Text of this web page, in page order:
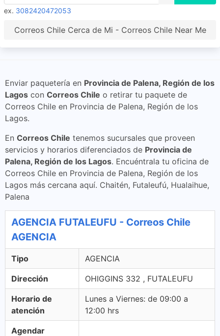
ex. 3082420472053
Correos Chile Cerca de Mi - Correos Chile Near Me
Enviar paquetería en Provincia de Palena, Región de los
Lagos con Correos Chile o retirar tu paquete de
Correos Chile en Provincia de Palena, Región de los
Lagos.
En Correos Chile tenemos sucursales que proveen
servicios y horarios diferenciados de Provincia de
Palena, Región de los Lagos. Encuéntrala tu oficina de
Correos Chile en Provincia de Palena, Región de los
Lagos más cercana aquí. Chaitén, Futaleufú, Hualaihue,
Palena
AGENCIA FUTALEUFU - Correos Chile
AGENCIA
Tipo AGENCIA
Dirección OHIGGINS 332 , FUTALEUFU
Horario de
atención
Lunes a Viernes: de 09:00 a
12:00 hrs
Agendar